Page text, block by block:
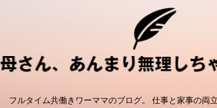
フルタイム共働きワーママのブログ。 仕事と家事の両